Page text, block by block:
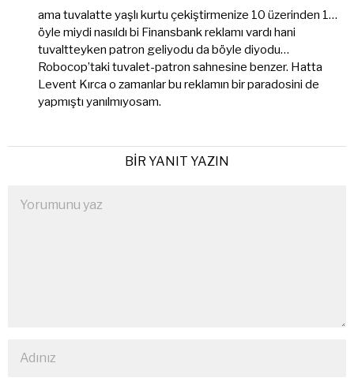
ama tuvalatte yaşlı kurtu çekiştirmenize 10 üzerinden 1…
öyle miydi nasıldı bi Finansbank reklamı vardı hani
tuvaltteyken patron geliyodu da böyle diyodu…
Robocop’taki tuvalet-patron sahnesine benzer. Hatta
Levent Kırca o zamanlar bu reklamın bir paradosini de
yapmıştı yanılmıyosam.
BIR YANIT YAZIN